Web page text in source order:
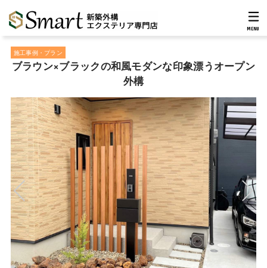
MENU
施工事例・プラン
ブラウン×ブラックの和風モダンな印象漂うオープン
外構